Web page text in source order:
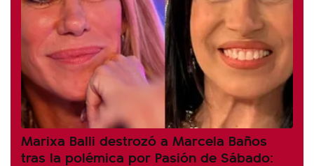
Marixa Balli destrozó a Marcela Baños
tras la polémica por Pasión de Sábado: